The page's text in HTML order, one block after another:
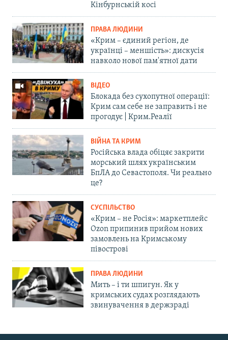
Кінбурнській косі
ПРАВА ЛЮДИНИ
«Крим – єдиний регіон, де
українці – меншість»: дискусія
навколо нової пам'ятної дати
ВІДЕО
Блокада без сухопутної операції:
Крим сам себе не заправить і не
прогодує | Крим.Реалії
ВІЙНА ТА КРИМ
Російська влада обіцяє закрити
морський шлях українським
БпЛА до Севастополя. Чи реально
це?
СУСПІЛЬСТВО
«Крим – не Росія»: маркетплейс
Ozon припинив прийом нових
замовлень на Кримському
півострові
ПРАВА ЛЮДИНИ
Мить – і ти шпигун. Як у
кримських судах розглядають
звинувачення в держзраді